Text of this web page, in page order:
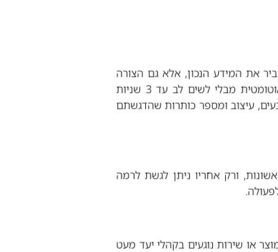
את המידע הנכון, אלא גם הצורה
קובעת ובגדול. גולש שמגיע לדף הנחיתה (או לכל עמוד אחר באתר שלכם) מקדיש בצורה אוטומטית מבלי לשים לב עד 3 שניות
– קליטה של צבעים, עיצוב ומספר כותרות שהדגשתם
ורק אחריו ניתן לגשת לרמה
או שירות נוגעים בקהלי יעד מעט